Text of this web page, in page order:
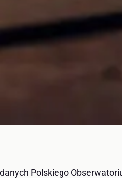
Polskiego